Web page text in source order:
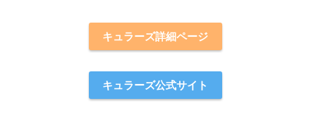
キュラーズ詳細ページ
キュラーズ公式サイト